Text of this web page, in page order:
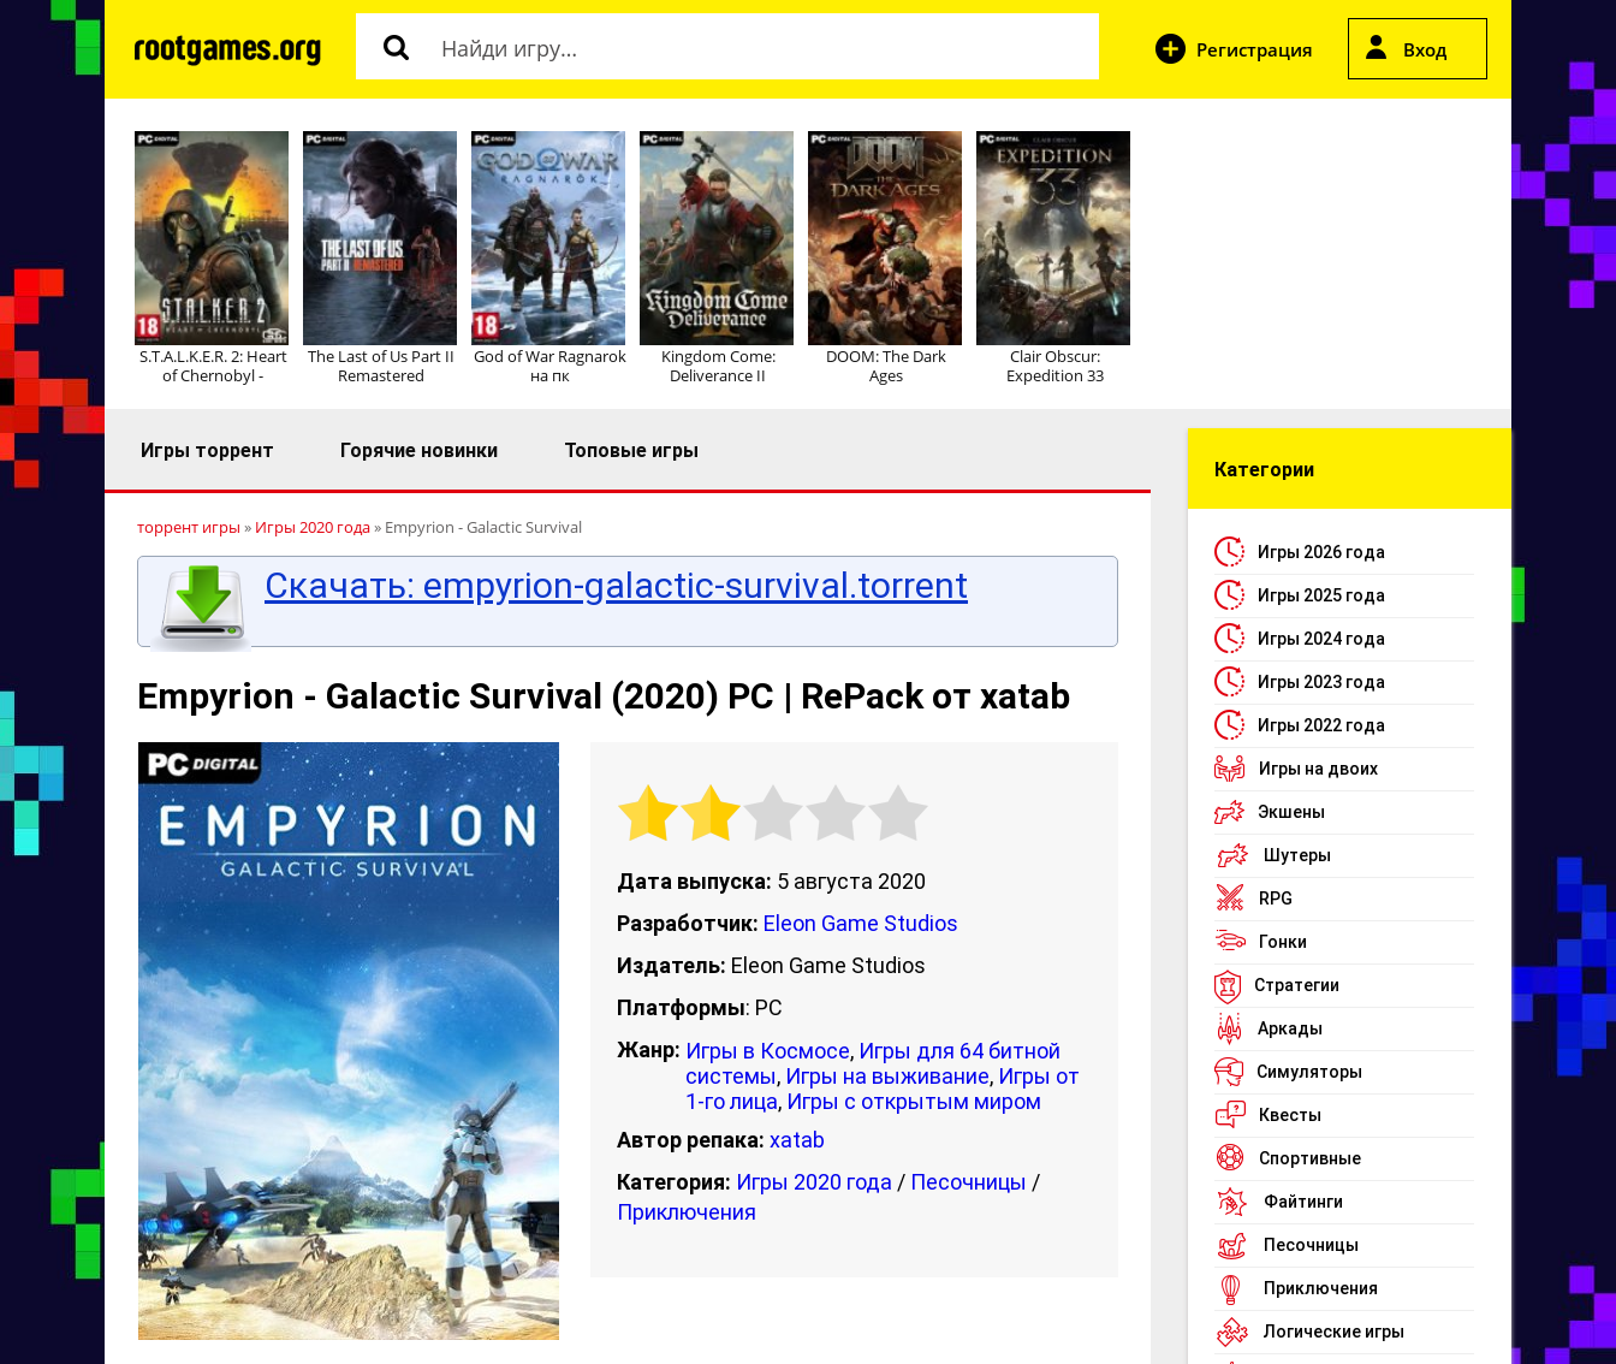
Регистрация Вход
S.T.A.L.K.E.R. 2: Heart
of Chernobyl -
The Last of Us Part II
Remastered
God of War Ragnarok
на пк
Kingdom Come:
Deliverance II
DOOM: The Dark
Ages
Clair Obscur:
Expedition 33
Игры торрент Горячие новинки Топовые игры
торрент игры » Игры 2020 года» Empyrion - Galactic Survival
Скачать: empyrion-galactic-survival.torrent
Empyrion - Galactic Survival (2020) PC | RePack от xatab
Дата выпуска: 5 августа 2020
Разработчик: Eleon Game Studios
Издатель: Eleon Game Studios
Платформы: PC
Жанр: Игры в Космосе, Игры для 64 битной
системы, Игры на выживание, Игры от
1-го лица, Игры с открытым миром
Автор репака: xatab
Категория: Игры 2020 года / Песочницы /
Приключения
Категории
Игры 2026 года
Игры 2025 года
Игры 2024 года
Игры 2023 года
Игры 2022 года
Игры на двоих
Экшены
Шутеры
RPG
Гонки
Стратегии
Аркады
Симуляторы
Квесты
Спортивные
Файтинги
Песочницы
Приключения
Логические игры